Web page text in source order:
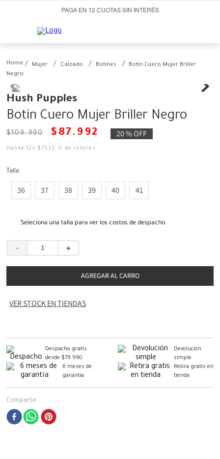
PAGA EN 12 CUOTAS SIN INTERÉS
Mujer Calzado Botines
Botin Cuero Mujer Briller
Negro
Hush Puppies
Botin Cuero Mujer Briller Negro
$109.990 $ 87 . 992 20 %OFF
Hasta12 x $ 7333 ,0 de interés
Talla
36 37 38 39 40 41
Seleciona una talla para ver los costos de despacho
＋
－
AGREGAR AL CARRO
VER STOCK EN TIENDAS
Despacho gratis
desde $79.990
Devolución
simple
6 meses de
garantía
Retira gratis en
tienda
Comparte